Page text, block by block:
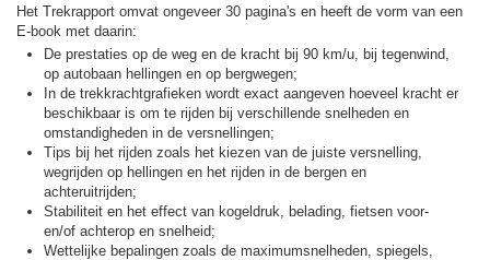
Het Trekrapport omvat ongeveer 30 pagina's en heeft de vorm van een
E-book met daarin:
De prestaties op de weg en de kracht bij 90 km/u, bij tegenwind,
op autobaan hellingen en op bergwegen;
In de trekkracht­grafieken wordt exact aangeven hoeveel kracht er
beschikbaar is om te rijden bij verschillende snelheden en
omstandigheden in de versnellingen;
Tips bij het rijden zoals het kiezen van de juiste versnelling,
wegrijden op hellingen en het rijden in de bergen en
achteruitrijden;
Stabiliteit en het effect van kogeldruk, belading, fietsen voor-
en/of achterop en snelheid;
Wettelijke bepalingen zoals de maximumsnelheden, spiegels,